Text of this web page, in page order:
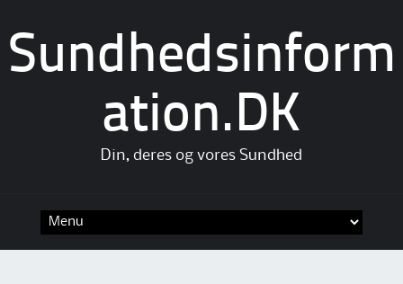
Sundhedsinform
ation.DK
Din, deres og vores Sundhed